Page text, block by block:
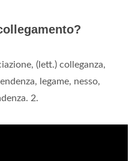
(lett.) colleganza,
legame, nesso,
2.